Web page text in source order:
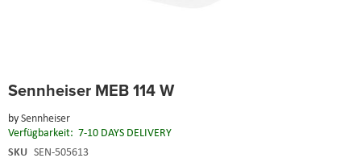
Sennheiser MEB 114 W
bySennheiser
Verfügbarkeit: 7-10 DAYS DELIVERY
SKU SEN-505613
to
beginning
of
the